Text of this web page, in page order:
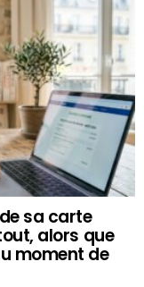
sa carte
alors que
moment de